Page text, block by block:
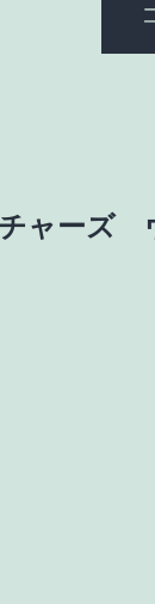
ャーズ